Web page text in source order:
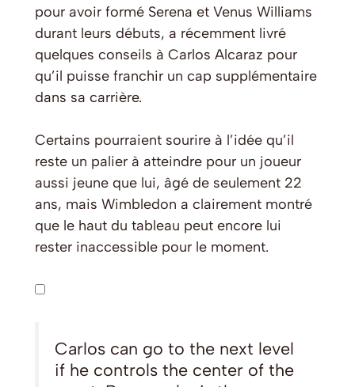
pour avoir formé Serena et Venus Williams
durant leurs débuts, a récemment livré
quelques conseils à Carlos Alcaraz pour
qu’il puisse franchir un cap supplémentaire
dans sa carrière.
Certains pourraient sourire à l’idée qu’il
reste un palier à atteindre pour un joueur
aussi jeune que lui, âgé de seulement 22
ans, mais Wimbledon a clairement montré
que le haut du tableau peut encore lui
rester inaccessible pour le moment.
Carlos can go to the next level
if he controls the center of the